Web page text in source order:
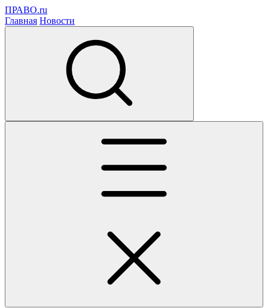
ПРАВО.ru
Главная Новости